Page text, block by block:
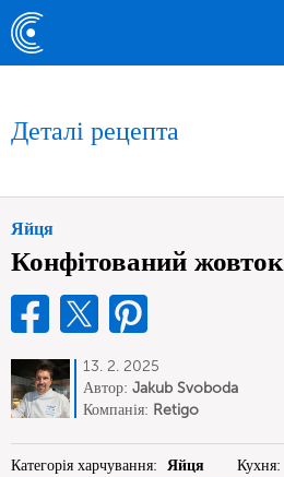
Деталі рецепта
Яйця
Конфітований жовток
13. 2. 2025
Автор: Jakub Svoboda
Компанія: Retigo
Категорія харчування: Яйця Кухня: